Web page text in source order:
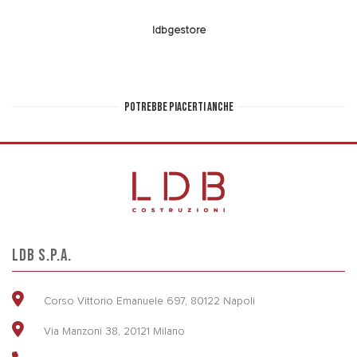
ldbgestore
POTREBBE PIACERTI ANCHE
LDB S.P.A.
Corso Vittorio Emanuele 697, 80122 Napoli
Via Manzoni 38, 20121 Milano